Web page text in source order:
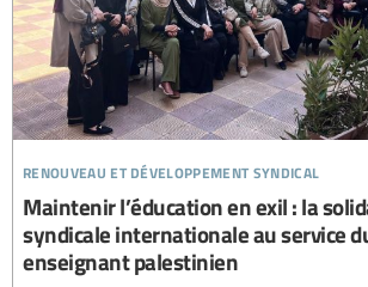
renouveau et développement syndical
Maintenir l’éducation en exil : la
syndicale internationale au service
enseignant palestinien